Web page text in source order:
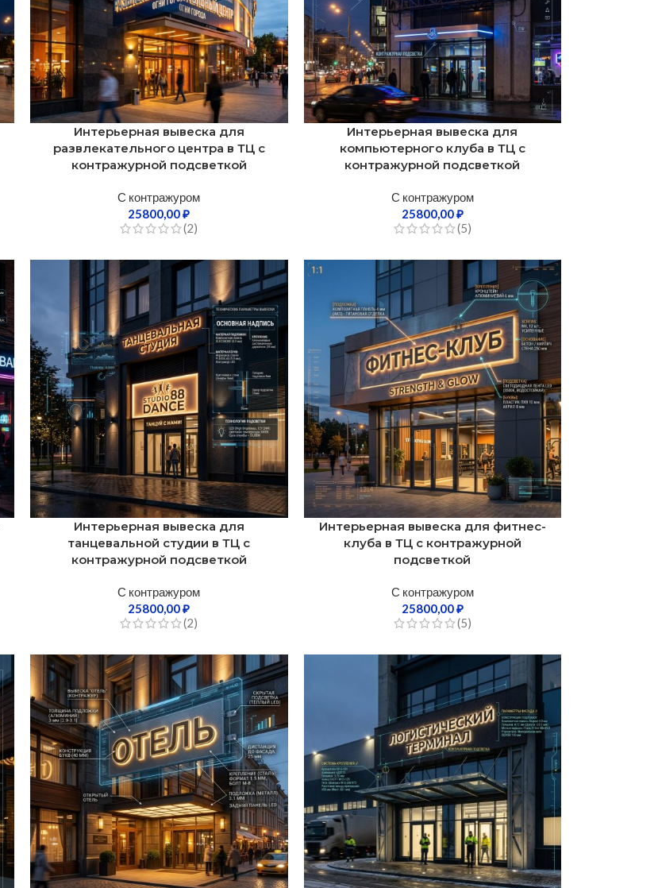
Интерьерная вывеска для
развлекательного центра в ТЦ с
контражурной подсветкой
С контражуром
25800,00₽
(2)
Интерьерная вывеска для
компьютерного клуба в ТЦ с
контражурной подсветкой
С контражуром
25800,00₽
(5)
Интерьерная вывеска для
танцевальной студии в ТЦ с
контражурной подсветкой
С контражуром
25800,00₽
(2)
Интерьерная вывеска для фитнес-
клуба в ТЦ с контражурной
подсветкой
С контражуром
25800,00₽
(5)